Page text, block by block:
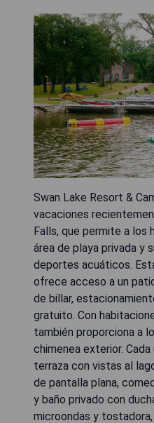
Swan Lake Resort &
vacaciones
Falls, que permite a los
área de playa privada y
deportes acuáticos.
ofrece acceso a un
de billar,
gratuito. Con
también proporciona a
chimenea exterior.
terraza con vistas al
de pantalla plana,
y baño privado con
microondas y